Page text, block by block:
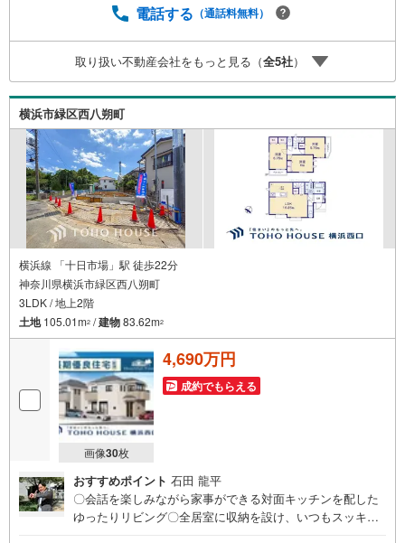
有効期限は付与日から60日です。ーーーーーーーーーーー
ものであり、実際の適用金利は融資実行時のものとなりま
す。金利情勢により表記の返済額と異なる場合がありま
す。ーーーーーーーーーーーーーーーーーーーーーーーー
ー
電話する （通話料無料）
取り扱い不動産会社をもっと見る（全5社）
横浜市緑区西八朔町
横浜線 「十日市場」駅 徒歩22分
神奈川県横浜市緑区西八朔町
3LDK / 地上2階
土地105.01m2 /建物83.62m2
画像30枚
4,690万円
成約でもらえる
おすすめポイント 石田 龍平
〇会話を楽しみながら家事ができる対面キッチンを配した
ゆったりリビング〇全居室に収納を設け、いつもスッキリ